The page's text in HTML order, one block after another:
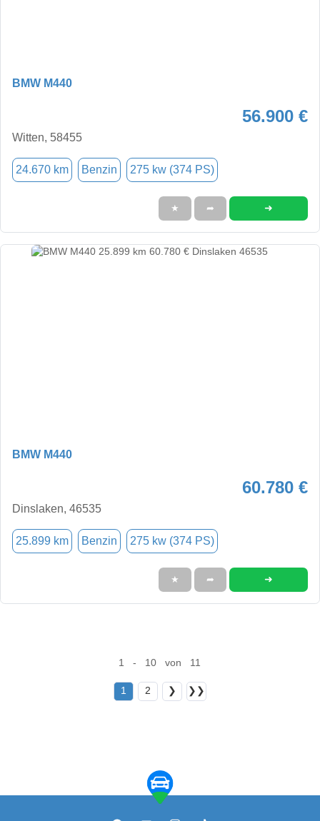
BMW M440
56.900 €
Witten, 58455
24.670 km Benzin 275 kw (374 PS)
★ ➦ ➜
BMW M440
60.780 €
Dinslaken, 46535
25.899 km Benzin 275 kw (374 PS)
★ ➦ ➜
1 - 10 von 11
1 2 ❯ ❯❯